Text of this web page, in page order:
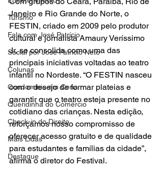
Turismo
Fala com José Patrício
Social por José Patrício Neto
Colunas
Condomínio em Cena
Queridinha do Comércio
Check-in do Direito
Mais Lidas
Destaque
Janeiro e Rio Grande do Norte, o
FESTIN, criado em 2009 pelo produtor
cultural e jornalista Amaury Veríssimo
Jr, se consolida como uma das
principais iniciativas voltadas ao teatro
infantil no Nordeste. “O FESTIN nasceu
com o desejo de formar plateias e
garantir que o teatro esteja presente no
cotidiano das crianças. Nesta edição,
reforçamos nosso compromisso de
oferecer acesso gratuito e de qualidade
para estudantes e famílias da cidade”,
afirma o diretor do Festival.